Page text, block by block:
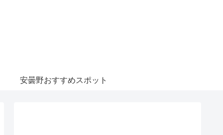
安曇野おすすめスポット